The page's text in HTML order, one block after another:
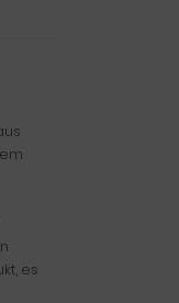
es